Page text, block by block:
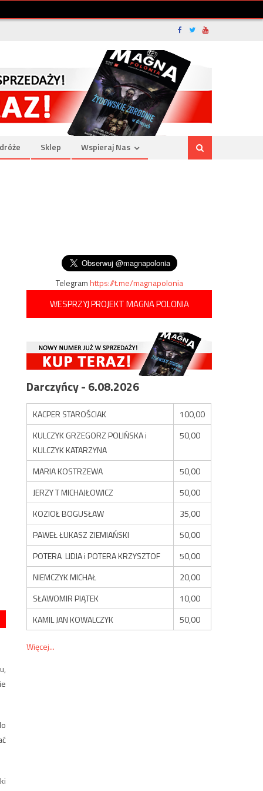
Sklep Wspieraj Nas
Telegramhttps://t.me/magnapolonia
WESPRZYJ PROJEKT MAGNA POLONIA
Darczyńcy - 6.08.2026
KACPER STAROŚCIAK
100,00
KULCZYK GRZEGORZ POLIŃSKA i
KULCZYK KATARZYNA
50,00
MARIA KOSTRZEWA
50,00
JERZY T MICHAJŁOWICZ
50,00
KOZIOŁ BOGUSŁAW
35,00
PAWEŁ ŁUKASZ ZIEMIAŃSKI
50,00
POTERA LIDIA i POTERA KRZYSZTOF
50,00
NIEMCZYK MICHAŁ
20,00
SŁAWOMIR PIĄTEK
10,00
KAMIL JAN KOWALCZYK
50,00
Więcej...